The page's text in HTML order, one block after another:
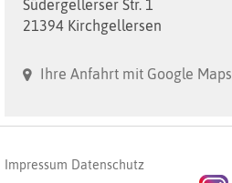
Südergellerser Str. 1
21394 Kirchgellersen
Ihre Anfahrt mit Google Maps
Impressum Datenschutz